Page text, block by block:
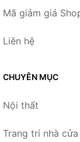
Mã giảm giá
Liên hệ
CHUYÊN MỤC
Nội thất
Trang trí nhà cửa